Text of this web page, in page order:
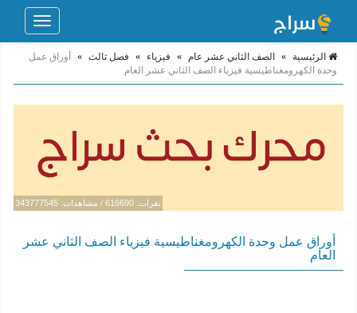
Toggle
الرئيسية » الصف الثاني عشر عام » فيزياء » فصل ثالث »
أوراق عمل
وحدة الكهرومغناطيسية فيزياء الصف الثاني عشر العام
نقرات: 616690 / مشاهدات: 343777545
أوراق عمل وحدة الكهرومغناطيسية فيزياء الصف الثاني عشر
العام